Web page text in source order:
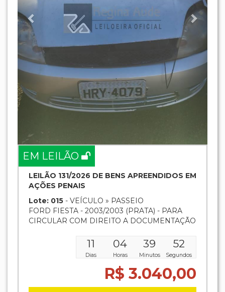
EM LEILÃO
LEILÃO 131/2026 DE BENS APREENDIDOS EM
AÇÕES PENAIS
Lote: 015 - VEÍCULO » PASSEIO
FORD FIESTA - 2003/2003 (PRATA) - PARA
CIRCULAR COM DIREITO A DOCUMENTAÇÃO
11
Dias
04
Horas
39
Minutos
51
Segundos
R$ 3.040,00